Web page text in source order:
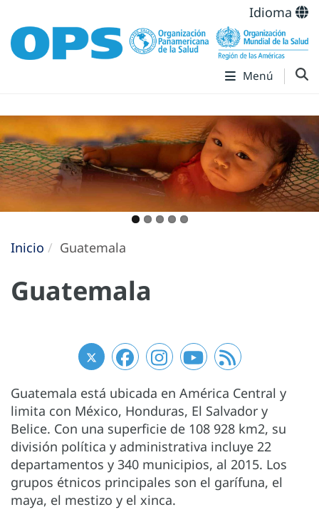
Idioma
Menú
Inicio Guatemala
Guatemala
Guatemala está ubicada en América Central y
limita con México, Honduras, El Salvador y
Belice. Con una superficie de 108 928 km2, su
división política y administrativa incluye 22
departamentos y 340 municipios, al 2015. Los
grupos étnicos principales son el garífuna, el
maya, el mestizo y el xinca.